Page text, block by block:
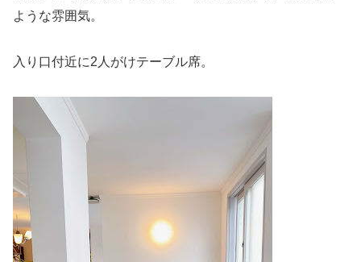
ような雰囲気。
入り口付近に2人がけテーブル席。